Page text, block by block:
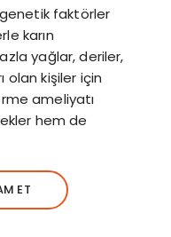
genetik faktörler
karın
yağlar, deriler,
olan kişiler için
ameliyatı
hem de
ET